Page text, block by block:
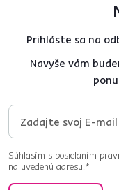
Prihláste sa na
Navyše vám
Súhlasím s posielaním
na uvedenú adresu.*